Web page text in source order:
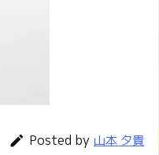
 Posted by 山本 夕貴